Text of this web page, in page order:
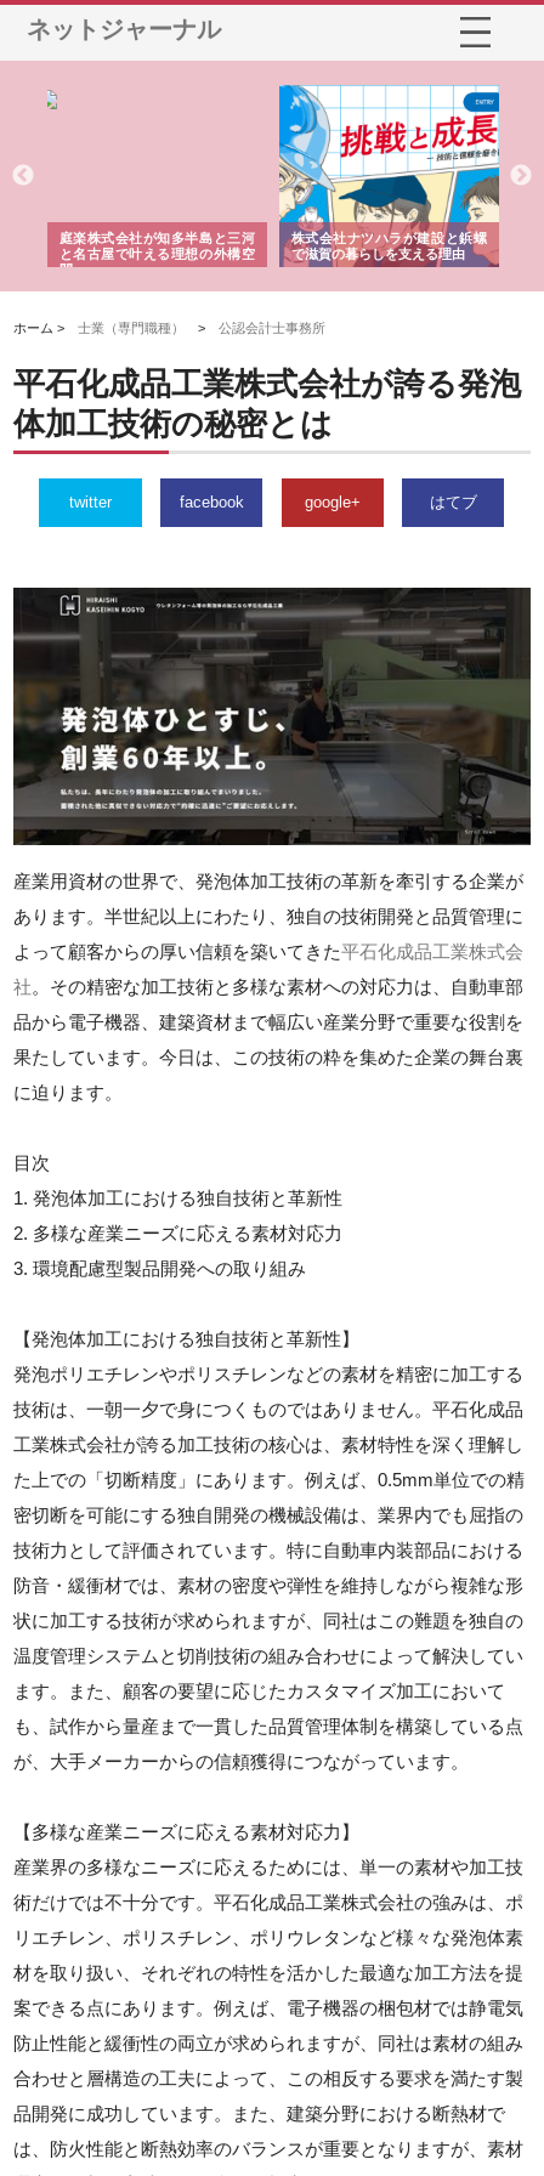
ネットジャーナル
楽株式会社が知多半島と三河
名古屋で叶える理想の外構空
株式会社ナツハラが建設と鋲螺
で滋賀の暮らしを支える理由
株式会社メタ
イトが提供す
容とは
ホーム >士業（専門職種） >公認会計士事務所
平石化成品工業株式会社が誇る発泡
体加工技術の秘密とは
twitter facebook google+ はてブ
産業用資材の世界で、発泡体加工技術の革新を牽引する企業が
あります。半世紀以上にわたり、独自の技術開発と品質管理に
よって顧客からの厚い信頼を築いてきた平石化成品工業株式会
社。その精密な加工技術と多様な素材への対応力は、自動車部
品から電子機器、建築資材まで幅広い産業分野で重要な役割を
果たしています。今日は、この技術の粋を集めた企業の舞台裏
に迫ります。
目次
1. 発泡体加工における独自技術と革新性
2. 多様な産業ニーズに応える素材対応力
3. 環境配慮型製品開発への取り組み
【発泡体加工における独自技術と革新性】
発泡ポリエチレンやポリスチレンなどの素材を精密に加工する
技術は、一朝一夕で身につくものではありません。平石化成品
工業株式会社が誇る加工技術の核心は、素材特性を深く理解し
た上での「切断精度」にあります。例えば、0.5mm単位での精
密切断を可能にする独自開発の機械設備は、業界内でも屈指の
技術力として評価されています。特に自動車内装部品における
防音・緩衝材では、素材の密度や弾性を維持しながら複雑な形
状に加工する技術が求められますが、同社はこの難題を独自の
温度管理システムと切削技術の組み合わせによって解決してい
ます。また、顧客の要望に応じたカスタマイズ加工において
も、試作から量産まで一貫した品質管理体制を構築している点
が、大手メーカーからの信頼獲得につながっています。
【多様な産業ニーズに応える素材対応力】
産業界の多様なニーズに応えるためには、単一の素材や加工技
術だけでは不十分です。平石化成品工業株式会社の強みは、ポ
リエチレン、ポリスチレン、ポリウレタンなど様々な発泡体素
材を取り扱い、それぞれの特性を活かした最適な加工方法を提
案できる点にあります。例えば、電子機器の梱包材では静電気
防止性能と緩衝性の両立が求められますが、同社は素材の組み
合わせと層構造の工夫によって、この相反する要求を満たす製
品開発に成功しています。また、建築分野における断熱材で
は、防火性能と断熱効率のバランスが重要となりますが、素材